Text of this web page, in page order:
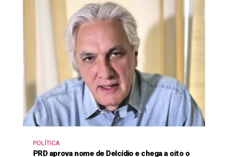
POLÍTICA
PRD aprova nome de Delcídio e chega a oito o